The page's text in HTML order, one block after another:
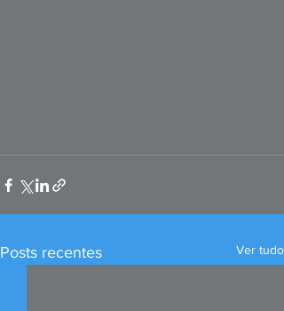
Posts recentes Ver tudo